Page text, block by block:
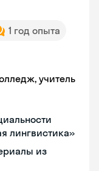
1 год опыта
учитель
лингвистика»
из